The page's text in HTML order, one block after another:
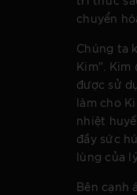
chuyển
Chúng ta
Kim". Kim
được sử
làm cho
nhiệt
đầy sức
lùng của
Bên cạnh